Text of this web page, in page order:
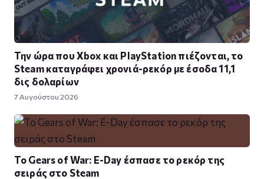
Την ώρα που Xbox και PlayStation πιέζονται, το
Steam καταγράφει χρονιά-ρεκόρ με έσοδα 11,1
δις δολαρίων
7 Αυγούστου 2026
Το Gears of War: E-Day έσπασε το ρεκόρ της
σειράς στο Steam